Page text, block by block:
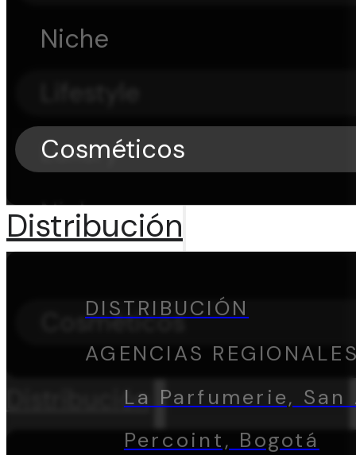
Luxury
Niche
Cosméticos
Distribución
Niche
Cosméticos
Distribución
DISTRIBUCIÓN
AGENCIAS
La Parfumerie,
Percoint, Bogotá